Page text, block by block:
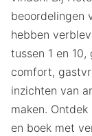
beoordelingen
hebben
tussen 1 en
comfort,
inzichten van
maken.
en boek met